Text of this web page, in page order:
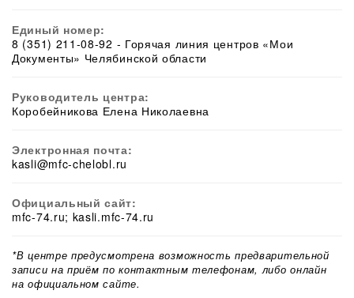
Единый номер:
8 (351) 211-08-92 - Горячая линия центров «Мои
Документы» Челябинской области
Руководитель центра:
Коробейникова Елена Николаевна
Электронная почта:
kasli@mfc-chelobl.ru
Официальный сайт:
mfc-74.ru; kasli.mfc-74.ru
*В центре предусмотрена возможность предварительной
записи на приём по контактным телефонам, либо онлайн
на официальном сайте.